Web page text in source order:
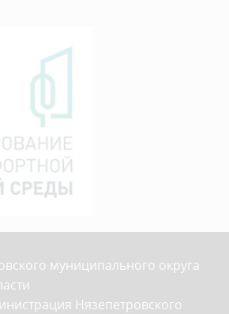
муниципального округа
Нязепетровского